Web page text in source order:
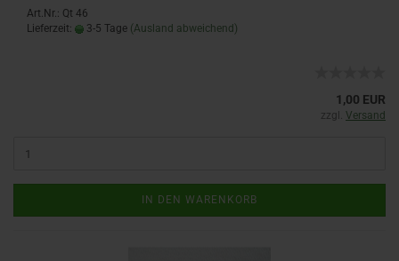
Art.Nr.: Qt 46
Lieferzeit:
3-5 Tage (Ausland abweichend)
1,00 EUR
zzgl. Versand
IN DEN WARENKORB